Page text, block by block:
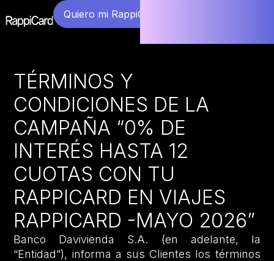
Quiero mi RappiCard
TÉRMINOS Y
CONDICIONES DE LA
CAMPAÑA “0% DE
INTERÉS HASTA 12
CUOTAS CON TU
RAPPICARD EN VIAJES
RAPPICARD -MAYO 2026”
Banco Davivienda S.A. (en adelante, la
“Entidad”), informa a sus Clientes los términos